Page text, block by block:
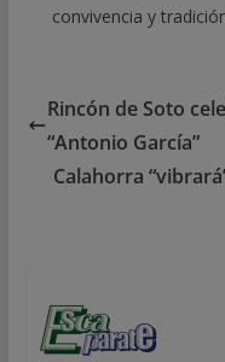
convivencia y
Rincón de Soto
“Antonio García”
Calahorra